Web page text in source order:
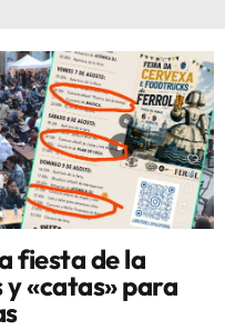
fiesta de la
«catas» para